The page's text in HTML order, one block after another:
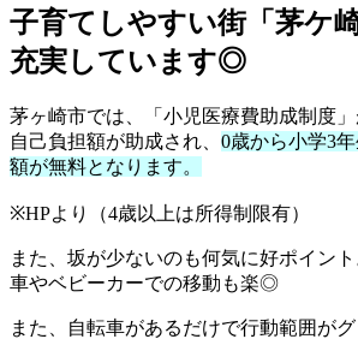
子育てしやすい街「茅ケ
充実しています◎
茅ヶ崎市では、「小児医療費助成制度
自己負担額が助成され、 0歳から小学3
額が無料となります。
※HPより（4歳以上は所得制限有）
また、坂が少ないのも何気に好ポイン
車やベビーカーでの移動も楽◎
また、自転車があるだけで行動範囲が